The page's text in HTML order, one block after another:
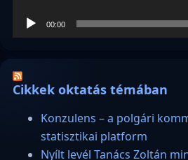
00:00
Cikkek oktatás témában
Konzulens – a polgári
statisztikai platform
Nyílt levél Tanács Zoltán